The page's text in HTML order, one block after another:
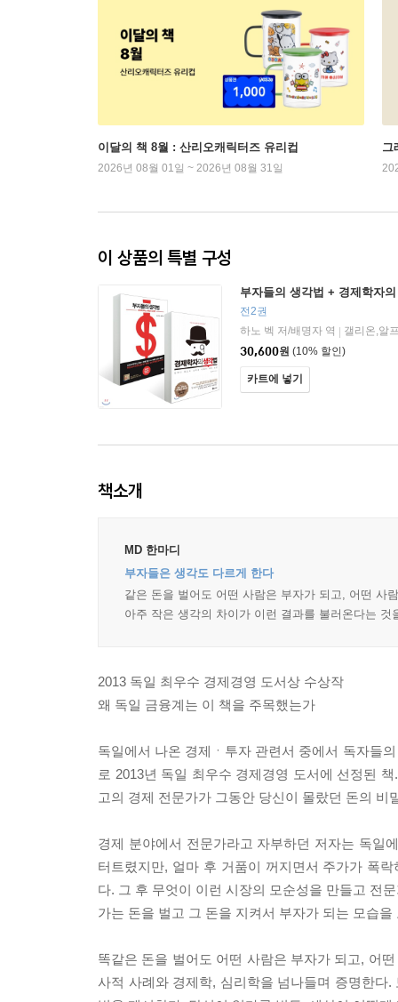
이달의 책 8월 : 산리오캐릭터즈 유리컵
2026년 08월 01일 ~ 2026년 08월 31일
그
이 상품의 특별 구성
부자들의 생각법 + 경제학자
전2권
하노 벡 저/배명자 역
갤리온,알
30,600원 (10% 할인)
카트에 넣기
책소개
MD 한마디
부자들은 생각도 다르게 한다
같은 돈을 벌어도 어떤 사람은 부자가 되고, 어떤 사
아주 작은 생각의 차이가 이런 결과를 불러온다는
2013 독일 최우수 경제경영 도서상 수상작
왜 독일 금융계는 이 책을 주목했는가
독일에서 나온 경제ㆍ투자 관련서 중에서 독자들
로 2013년 독일 최우수 경제경영 도서에 선정된
고의 경제 전문가가 그동안 당신이 몰랐던 돈의 비
경제 분야에서 전문가라고 자부하던 저자는 독일
터트렸지만, 얼마 후 거품이 꺼지면서 주가가 폭
다. 그 후 무엇이 이런 시장의 모순성을 만들고 전
가는 돈을 벌고 그 돈을 지켜서 부자가 되는 모습
똑같은 돈을 벌어도 어떤 사람은 부자가 되고, 어
사적 사례와 경제학, 심리학을 넘나들며 증명한다